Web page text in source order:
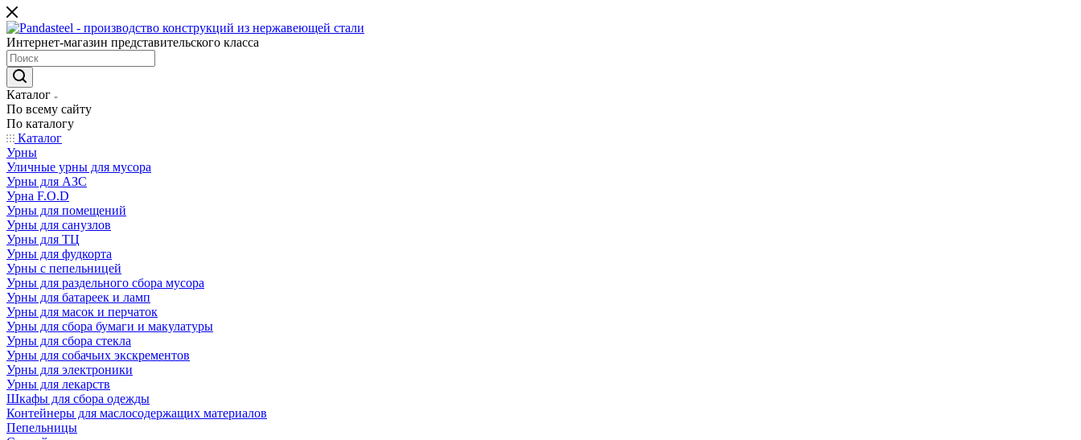
Интернет-магазин представительского класса
Каталог
По всему сайту
По каталогу
Каталог
Урны
Уличные урны для мусора
Урны для АЗС
Урна F.O.D
Урны для помещений
Урны для санузлов
Урны для ТЦ
Урны для фудкорта
Урны с пепельницей
Урны для раздельного сбора мусора
Урны для батареек и ламп
Урны для масок и перчаток
Урны для сбора бумаги и макулатуры
Урны для сбора стекла
Урны для собачьих экскрементов
Урны для электроники
Урны для лекарств
Шкафы для сбора одежды
Контейнеры для маслосодержащих материалов
Пепельницы